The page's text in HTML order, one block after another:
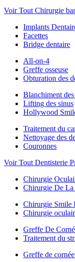
Voir Tout Chirurgie
Implants
Facettes
Bridge dentaire
All-on-4
Greffe osseuse
Obturation des
Blanchiment
Lifting des sinus
Hollywood
Traitement du
Nettoyage des
Couronnes
Voir Tout Dentisterie
Chirurgie
Chirurgie De La
Chirurgie Smile
Chirurgie
Greffe De
Traitement du
Greffe de